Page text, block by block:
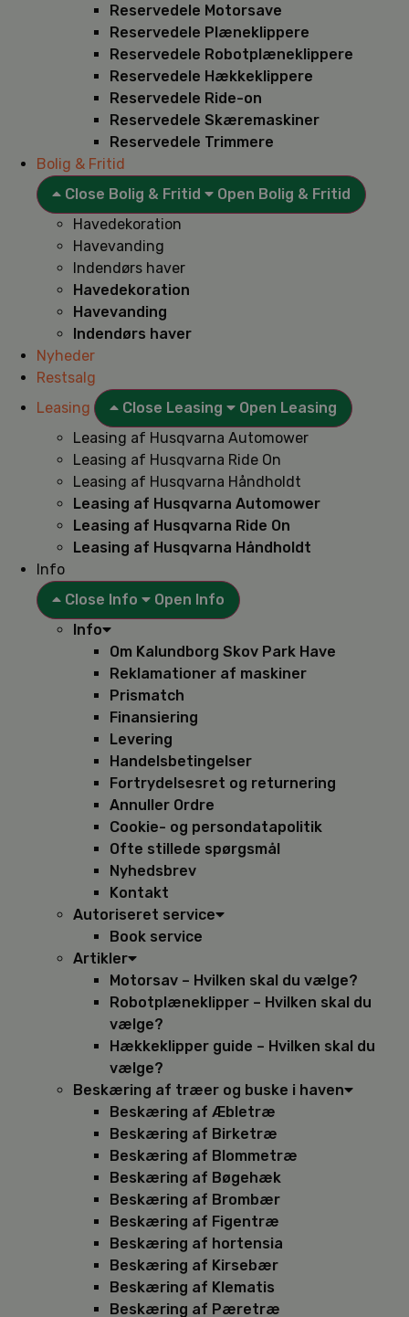
Reservedele Motorsave
Reservedele Plæneklippere
Reservedele Robotplæneklippere
Reservedele Hækkeklippere
Reservedele Ride-on
Reservedele Skæremaskiner
Reservedele Trimmere
Bolig & Fritid
Close Bolig & Fritid
Open Bolig & Fritid
Havedekoration
Havevanding
Indendørs haver
Havedekoration
Havevanding
Indendørs haver
Nyheder
Restsalg
Leasing
Close Leasing
Open Leasing
Leasing af Husqvarna Automower
Leasing af Husqvarna Ride On
Leasing af Husqvarna Håndholdt
Leasing af Husqvarna Automower
Leasing af Husqvarna Ride On
Leasing af Husqvarna Håndholdt
Info
Close Info
Open Info
Info
Om Kalundborg Skov Park Have
Reklamationer af maskiner
Prismatch
Finansiering
Levering
Handelsbetingelser
Fortrydelsesret og returnering
Annuller Ordre
Cookie- og persondatapolitik
Ofte stillede spørgsmål
Nyhedsbrev
Kontakt
Autoriseret service
Book service
Artikler
Motorsav – Hvilken skal du vælge?
Robotplæneklipper – Hvilken skal du
vælge?
Hækkeklipper guide – Hvilken skal du
vælge?
Beskæring af træer og buske i haven
Beskæring af Æbletræ
Beskæring af Birketræ
Beskæring af Blommetræ
Beskæring af Bøgehæk
Beskæring af Brombær
Beskæring af Figentræ
Beskæring af hortensia
Beskæring af Kirsebær
Beskæring af Klematis
Beskæring af Pæretræ